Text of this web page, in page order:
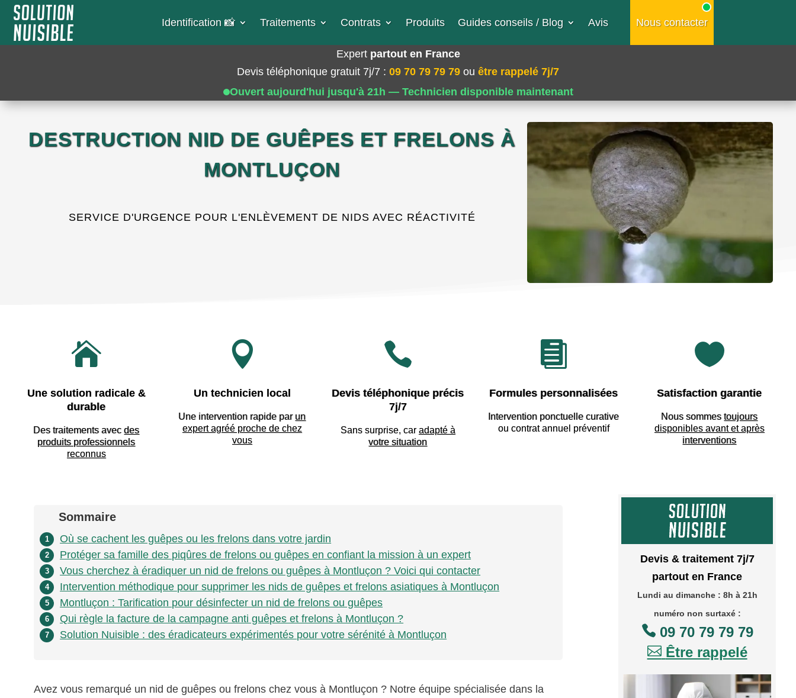
Identification 📸​ Traitements Contrats Produits Guides conseils / Blog Avis Nous contacter
Expert partout en France
Devis téléphonique gratuit 7j/7 : 09 70 79 79 79 ou être rappelé 7j/7
Ouvert aujourd'hui jusqu'à 21h — Technicien disponible maintenant
DESTRUCTION NID DE GUÊPES ET FRELONS À
MONTLUÇON
SERVICE D'URGENCE POUR L'ENLÈVEMENT DE NIDS AVEC RÉACTIVITÉ

Une solution radicale &
durable
Des traitements avecdes
produits professionnels
reconnus

Un technicien local
Une intervention rapide par un
expert agréé proche de chez
vous

Devis téléphonique précis
7j/7
Sans surprise, car adapté à
votre situation

Formules personnalisées
Intervention ponctuelle curative
ou contrat annuel préventif

Satisfaction garantie
Nous sommestoujours
disponibles avant et après
interventions
Sommaire
1 Où se cachent les guêpes ou les frelons dans votre jardin
2 Protéger sa famille des piqûres de frelons ou guêpes en confiant la mission à un expert
3 Vous cherchez à éradiquer un nid de frelons ou guêpes à Montluçon ? Voici qui contacter
4 Intervention méthodique pour supprimer les nids de guêpes et frelons asiatiques à Montluçon
5 Montluçon : Tarification pour désinfecter un nid de frelons ou guêpes
6 Qui règle la facture de la campagne anti guêpes et frelons à Montluçon ?
7 Solution Nuisible : des éradicateurs expérimentés pour votre sérénité à Montluçon
Avez vous remarqué un nid de guêpes ou frelons chez vous à Montluçon ? Notre équipe spécialisée dans la
Devis & traitement 7j/7
partout en France
Lundi au dimanche : 8h à 21h
numéro non surtaxé :
09 70 79 79 79
 Être rappelé